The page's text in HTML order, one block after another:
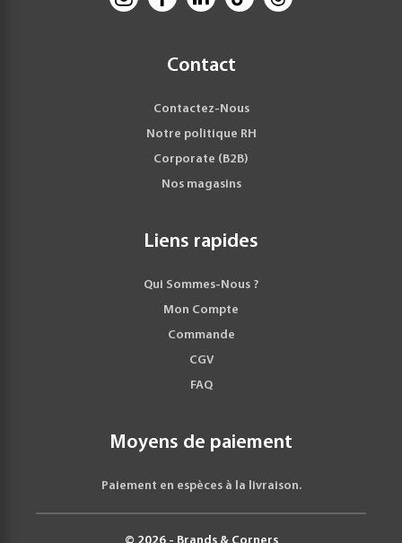
Contact
Contactez-Nous
Notre politique RH
Corporate (B2B)
Nos magasins
Liens rapides
Qui Sommes-Nous ?
Mon Compte
Commande
CGV
FAQ
Moyens de paiement
Paiement en espèces à la livraison.